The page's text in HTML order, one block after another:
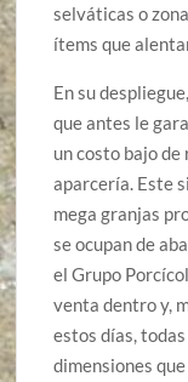
selváticas o
ítems que
En su
que antes le
un costo bajo
aparcería. Este
mega granjas
se ocupan de
el Grupo
venta dentro y,
estos días,
dimensiones